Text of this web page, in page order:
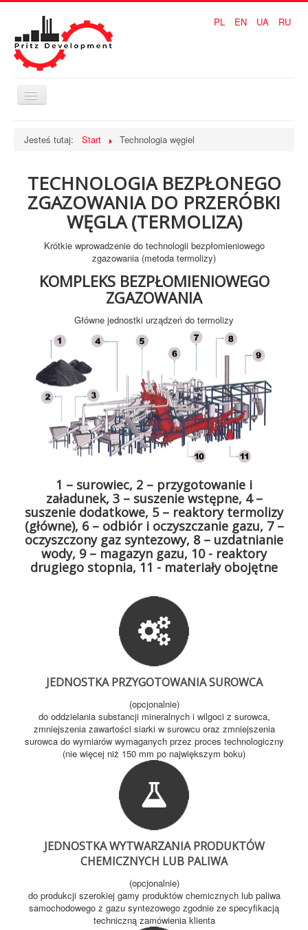
PL EN UA RU
Przełącz
nawigację
Technologia węgiel
Surowce i produkty
Jesteś tutaj: Start Technologia węgiel
TECHNOLOGIA BEZPŁONEGO
ZGAZOWANIA DO PRZERÓBKI
WĘGLA (TERMOLIZA)
Krótkie wprowadzenie do technologii bezpłomieniowego
zgazowania (metoda termolizy)
KOMPLEKS BEZPŁOMIENIOWEGO
ZGAZOWANIA
Główne jednostki urządzeń do termolizy
1 – surowiec, 2 – przygotowanie i
załadunek, 3 – suszenie wstępne, 4 –
suszenie dodatkowe, 5 – reaktory termolizy
(główne), 6 – odbiór i oczyszczanie gazu, 7 –
oczyszczony gaz syntezowy, 8 – uzdatnianie
wody, 9 – magazyn gazu, 10 - reaktory
drugiego stopnia, 11 - materiały obojętne
JEDNOSTKA PRZYGOTOWANIA SUROWCA
(opcjonalnie)
do oddzielania substancji mineralnych i wilgoci z surowca,
zmniejszenia zawartości siarki w surowcu oraz zmniejszenia
surowca do wymiarów wymaganych przez proces technologiczny
(nie więcej niż 150 mm po największym boku)
JEDNOSTKA WYTWARZANIA PRODUKTÓW
CHEMICZNYCH LUB PALIWA
(opcjonalnie)
do produkcji szerokiej gamy produktów chemicznych lub paliwa
samochodowego z gazu syntezowego zgodnie ze specyfikacją
techniczną zamówienia klienta